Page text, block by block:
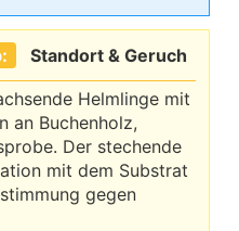
Standort & Geruch
Helmlinge mit
an Buchenholz,
Der stechende
mit dem Substrat
gegen